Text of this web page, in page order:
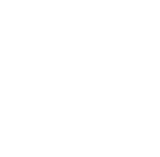
- 8 712 м²,
лестниц - 8 262 м².
лифты -